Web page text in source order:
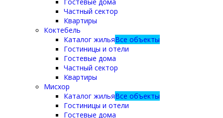
Частный сектор
Квартиры
Коктебель
Каталог жильяВсе объекты
Гостиницы и отели
Гостевые дома
Частный сектор
Квартиры
Мисхор
Каталог жильяВсе объекты
Гостиницы и отели
Гостевые дома